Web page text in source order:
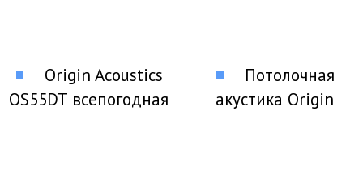
Origin Acoustics
OS55DT всепогодная
Потолочная
акустика Origin